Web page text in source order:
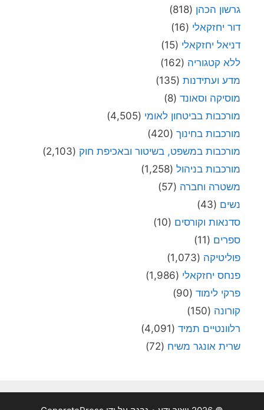
גרשון הכהן (818)
דור יחזקאלי (16)
דניאל יחזקאלי (15)
ללא קטגוריה (162)
מדע ועתידנות (135)
מוסיקה וסאונד (8)
מורכבות בביטחון לאומי (4,505)
מורכבות בחינוך (420)
מורכבות במשפט, בשיטור ובאכיפת חוק (2,103)
מורכבות בניהול (1,258)
משטרה וחברה (57)
נשים (43)
סדנאות וקורסים (10)
ספרים (11)
פוליטיקה (1,073)
פנחס יחזקאלי (1,986)
פרקי לימוד (90)
קורונה (150)
רלוונטיים תמיד (4,091)
שרית אונגר משיח (72)